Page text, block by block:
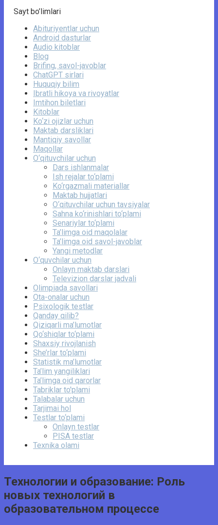
Sayt bo’limlari
Abituriyentlar uchun
Android dasturlar
Audio kitoblar
Blog
Brifing, savol-javoblar
ChatGPT sirlari
Huquqiy bilim
Ibratli hikoya va rivoyatlar
Imtihon biletlari
Kitoblar
Ko‘zi ojizlar uchun
Maktab darsliklari
Mantiqiy savollar
Maqollar
O‘qituvchilar uchun
Dars ishlanmalar
Ish rejalar to‘plami
Ko‘rgazmali materiallar
Maktab hujjatlari
O‘qituvchilar uchun tavsiyalar
Sahna ko‘rinishlari to‘plami
Senariylar to‘plami
Ta’limga oid maqolalar
Ta’limga oid savol-javoblar
Yangi metodlar
O‘quvchilar uchun
Onlayn maktab darslari
Televizion darslar jadvali
Olimpiada savollari
Ota-onalar uchun
Psixologik testlar
Qanday qilib?
Qiziqarli ma’lumotlar
Qo‘shiqlar to‘plami
Shaxsiy rivojlanish
She’rlar to‘plami
Statistik ma’lumotlar
Ta’lim yangiliklari
Ta’limga oid qarorlar
Tabriklar to'plami
Talabalar uchun
Tarjimai hol
Testlar to‘plami
Onlayn testlar
PISA testlar
Texnika olami
Технологии и образование: Роль
новых технологий в
образовательном процессе